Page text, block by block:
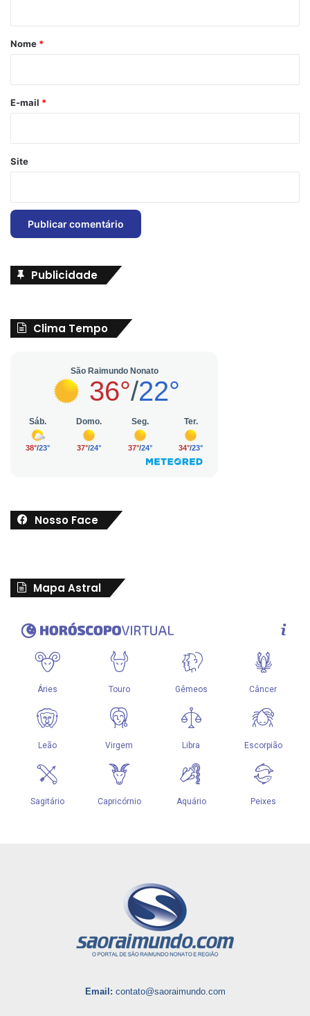
r
*
Nome *
E-mail *
Site
Publicidade
Clima Tempo
Nosso Face
Mapa Astral
Email: contato@saoraimundo.com